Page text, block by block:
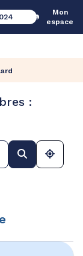
Mon
espace
: